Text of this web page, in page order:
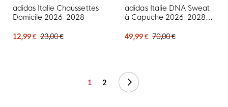
adidas Italie Chaussettes
Domicile 2026-2028
12,99 € 23,00 €
adidas Italie DNA Sweat
à Capuche 2026-2028
49,99 € 70,00 €
1 2 Suivant